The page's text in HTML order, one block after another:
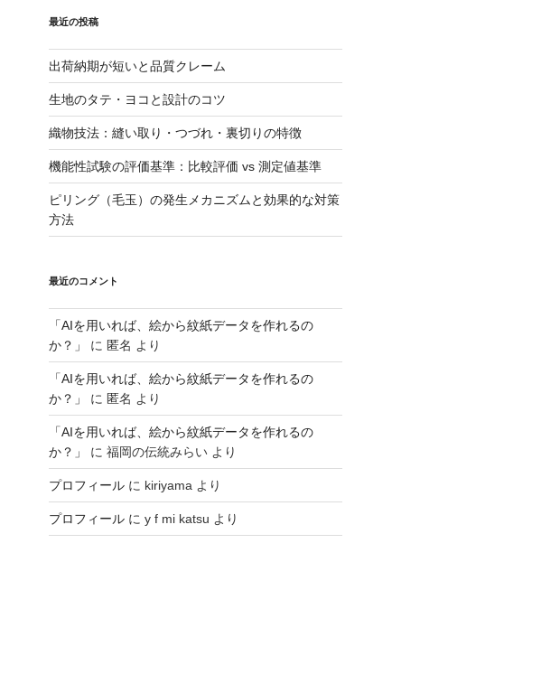
ー
最近の投稿
出荷納期が短いと品質クレーム
生地のタテ・ヨコと設計のコツ
織物技法：縫い取り・つづれ・裏切りの特徴
機能性試験の評価基準：比較評価 vs 測定値基準
ピリング（毛玉）の発生メカニズムと効果的な対策
方法
最近のコメント
「AIを用いれば、絵から紋紙データを作れるの
か？」
に 匿名 より
「AIを用いれば、絵から紋紙データを作れるの
か？」
に 匿名 より
「AIを用いれば、絵から紋紙データを作れるの
か？」
に 福岡の伝統みらいより
プロフィールに kiriyama より
プロフィールに y f mi katsu より